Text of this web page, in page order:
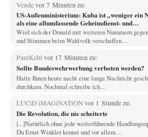
Vendevor 7 Minuten zu:
US-Außenministerium: Kuba ist „weniger ein
als eine allumfassende Geheimdienst- und
Subversionsoperation
Wird sich der Donald mit weiteren Nummern
und Stimmen beim Wahlvolk verschaffen…
PaulKehl vor 17 Minuten zu:
Sollte Bundeswehrwerbung verboten werden?
Hatte Ihnen heute nacht eine lange Nachricht
durchkam. Nochmal schreibe ich…
LUCiD iMAGiNATiON vor 1 Stunde zu:
Die Revolution, die nie scheiterte
[...]Natürlich ohne jede weiterführende
Du Ernst Winkler kennst und vor allem…